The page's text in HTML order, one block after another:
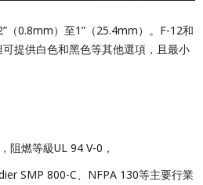
（0.8mm）至1”（25.4mm）。F-12和
提供白色和黑色等其他選項，且最小
阻燃等級UL 94 V-0，
SMP 800-C、NFPA 130等主要行業